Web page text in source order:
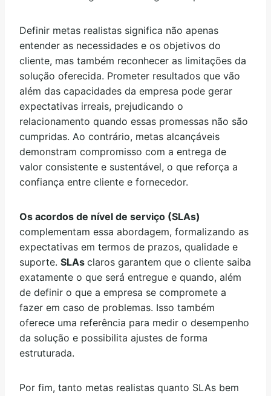
Definir metas realistas significa não apenas
entender as necessidades e os objetivos do
cliente, mas também reconhecer as limitações da
solução oferecida. Prometer resultados que vão
além das capacidades da empresa pode gerar
expectativas irreais, prejudicando o
relacionamento quando essas promessas não são
cumpridas. Ao contrário, metas alcançáveis
demonstram compromisso com a entrega de
valor consistente e sustentável, o que reforça a
confiança entre cliente e fornecedor.
Os acordos de nível de serviço (SLAs)
complementam essa abordagem, formalizando as
expectativas em termos de prazos, qualidade e
suporte. SLAs claros garantem que o cliente saiba
exatamente o que será entregue e quando, além
de definir o que a empresa se compromete a
fazer em caso de problemas. Isso também
oferece uma referência para medir o desempenho
da solução e possibilita ajustes de forma
estruturada.
Por fim, tanto metas realistas quanto SLAs bem